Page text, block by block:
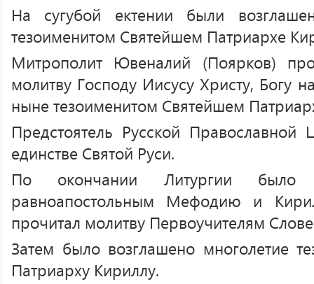
На сугубой ектении были
тезоименитом Святейшем Патриархе
Митрополит Ювеналий (Поярков)
молитву Господу Иисусу Христу, Богу
ныне тезоименитом Святейшем
Предстоятель Русской
единстве Святой Руси.
По окончании Литургии было
равноапостольным Мефодию и
прочитал молитву Первоучителям
Затем было возглашено многолетие
Патриарху Кириллу.